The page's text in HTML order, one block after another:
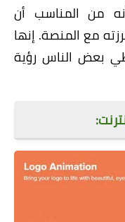
من المناسب أن
مع المنصة. إنها
بعض الناس رؤية